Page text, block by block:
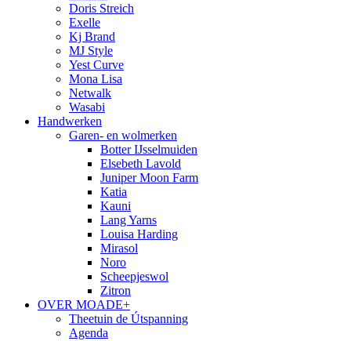
Doris Streich
Exelle
Kj Brand
MJ Style
Yest Curve
Mona Lisa
Netwalk
Wasabi
Handwerken
Garen- en wolmerken
Botter IJsselmuiden
Elsebeth Lavold
Juniper Moon Farm
Katia
Kauni
Lang Yarns
Louisa Harding
Mirasol
Noro
Scheepjeswol
Zitron
OVER MOADE+
Theetuin de Útspanning
Agenda